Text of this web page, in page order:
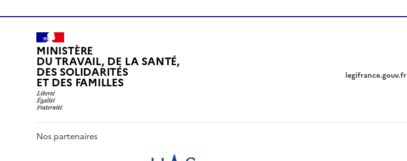
MINISTÈRE
DU TRAVAIL, DE LA SANTÉ,
DES SOLIDARITÉS
ET DES FAMILLES legifrance.gouv.fr
Nos partenaires